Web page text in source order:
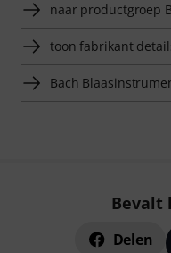
naar productgroep
toon fabrikant
Bach
Bevalt
Delen